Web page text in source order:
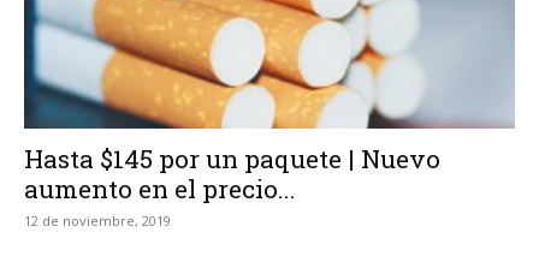
Hasta $145 por un paquete | Nuevo
aumento en el precio...
12 de noviembre, 2019